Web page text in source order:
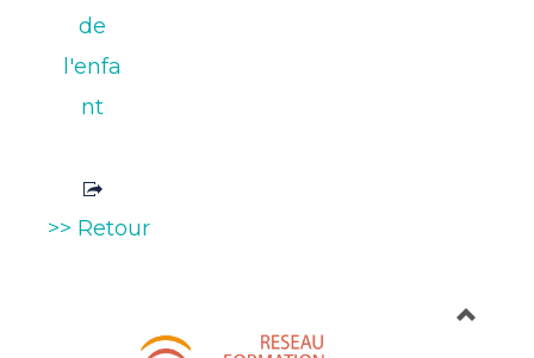
de
l'enfa
nt
>> Retour